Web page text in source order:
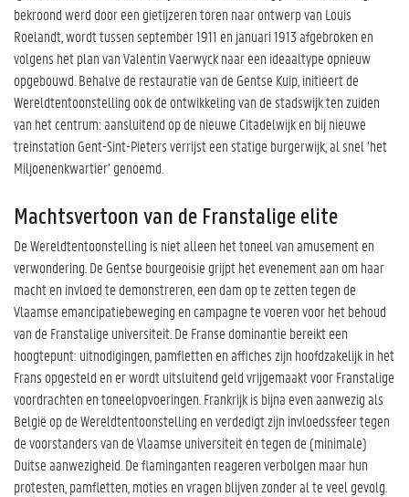
bekroond werd door een gietijzeren toren naar ontwerp van Louis
Roelandt, wordt tussen september 1911 en januari 1913 afgebroken en
volgens het plan van Valentin Vaerwyck naar een ideaaltype opnieuw
opgebouwd. Behalve de restauratie van de Gentse Kuip, initieert de
Wereldtentoonstelling ook de ontwikkeling van de stadswijk ten zuiden
van het centrum: aansluitend op de nieuwe Citadelwijk en bij nieuwe
treinstation Gent-Sint-Pieters verrijst een statige burgerwijk, al snel ‘het
Miljoenenkwartier’ genoemd.
Machtsvertoon van de Franstalige elite
De Wereldtentoonstelling is niet alleen het toneel van amusement en
verwondering. De Gentse bourgeoisie grijpt het evenement aan om haar
macht en invloed te demonstreren, een dam op te zetten tegen de
Vlaamse emancipatiebeweging en campagne te voeren voor het behoud
van de Franstalige universiteit. De Franse dominantie bereikt een
hoogtepunt: uitnodigingen, pamfletten en affiches zijn hoofdzakelijk in het
Frans opgesteld en er wordt uitsluitend geld vrijgemaakt voor Franstalige
voordrachten en toneelopvoeringen. Frankrijk is bijna even aanwezig als
België op de Wereldtentoonstelling en verdedigt zijn invloedssfeer tegen
de voorstanders van de Vlaamse universiteit én tegen de (minimale)
Duitse aanwezigheid. De flaminganten reageren verbolgen maar hun
protesten, pamfletten, moties en vragen blijven zonder al te veel gevolg.